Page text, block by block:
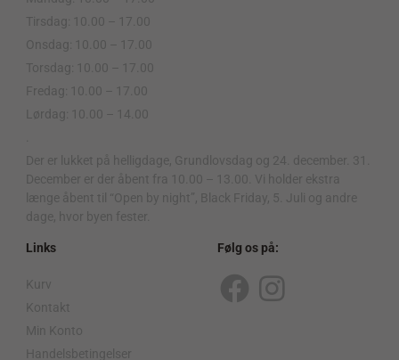
Tirsdag: 10.00 – 17.00
Onsdag: 10.00 – 17.00
Torsdag: 10.00 – 17.00
Fredag: 10.00 – 17.00
Lørdag: 10.00 – 14.00
Der er lukket på helligdage, Grundlovsdag og 24. december. 31.
December er der åbent fra 10.00 – 13.00. Vi holder ekstra
længe åbent til “Open by night”, Black Friday, 5. Juli og andre
dage, hvor byen fester.
Links
Kurv
Kontakt
Min Konto
Handelsbetingelser
Følg os på:
F
I